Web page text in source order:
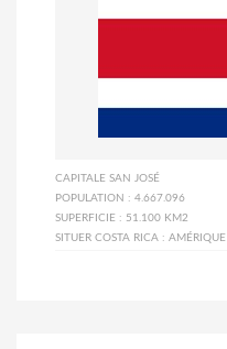
CAPITALE SAN JOSÉ
POPULATION : 4.667.096
SUPERFICIE : 51.100 KM2
SITUER COSTA RICA : AMÉRIQUE